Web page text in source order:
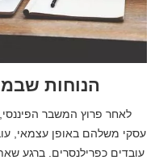
הנוחות
לאחר פרוץ המשבר הפיננסי,
עסקי משלהם באופן עצמאי,
עובדים כפרילנסרים. ברגע